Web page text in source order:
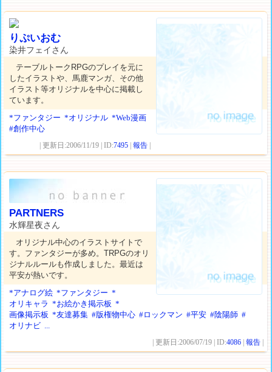
りぷいおむ
染井フェイさん
テーブルトークRPGのプレイを元に
したイラストや、馬鹿マンガ、その他
イラスト等オリジナルを中心に掲載し
ています。
*ファンタジー *オリジナル *Web漫画
#創作中心
| 更新日:2006/11/19 | ID:7495 |報告
PARTNERS
水輝星夜さん
オリジナル中心のイラストサイトで
す。ファンタジーが多め。TRPGのオリ
ジナルルールも作成しました。最近は
平安が熱いです。
*アナログ絵 *ファンタジー *
オリキャラ *お絵かき掲示板 *
画像掲示板 *友達募集 #版権物中心 #ロックマン #平安 #陰陽師 #
オリナビ ...
| 更新日:2006/07/19 | ID:4086 |報告